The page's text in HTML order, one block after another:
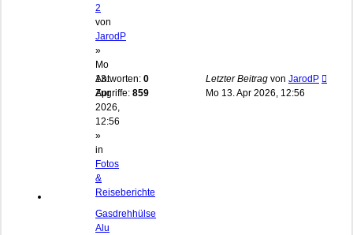
2
von
JarodP
»
Mo
13.
Apr
2026,
12:56
»
in
Fotos
&
Reiseberichte
Antworten: 0
Zugriffe: 859
Letzter Beitrag von JarodP
Mo 13. Apr 2026, 12:56
Gasdrehhülse
Alu